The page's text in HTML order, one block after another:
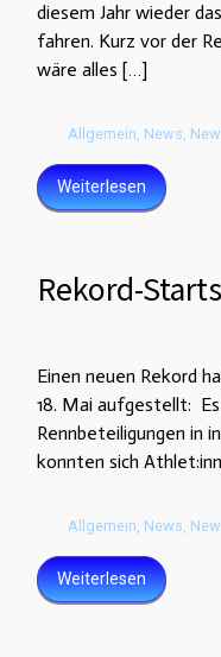
diesem Jahr wieder
fahren. Kurz vor der
wäre alles […]
Allgemein, News,
Weiterlesen
Rekord-
Einen neuen Rekord
18. Mai aufgestellt: Es
Rennbeteiligungen in
konnten sich
Allgemein, News,
Weiterlesen